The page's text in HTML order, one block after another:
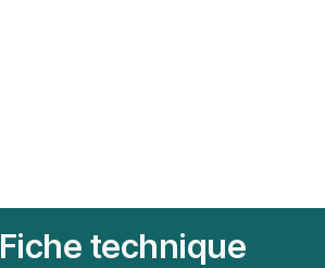
Fiche technique